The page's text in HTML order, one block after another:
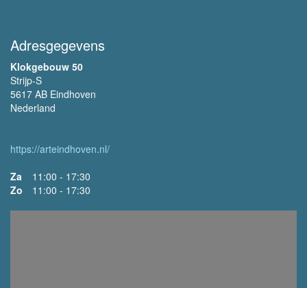
Adresgegevens
Klokgebouw 50
Strijp-S
5617 AB Eindhoven
Nederland
https://arteindhoven.nl/
Za
11:00 - 17:30
Zo
11:00 - 17:30